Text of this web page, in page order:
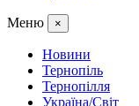
Меню ×
Новини
Тернопіль
Тернопілля
Україна/Світ